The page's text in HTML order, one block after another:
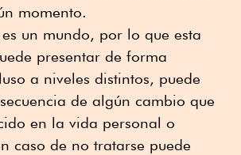
momento.
un mundo, por lo que esta
presentar de forma
a niveles distintos, puede
de algún cambio que
en la vida personal o
caso de no tratarse puede